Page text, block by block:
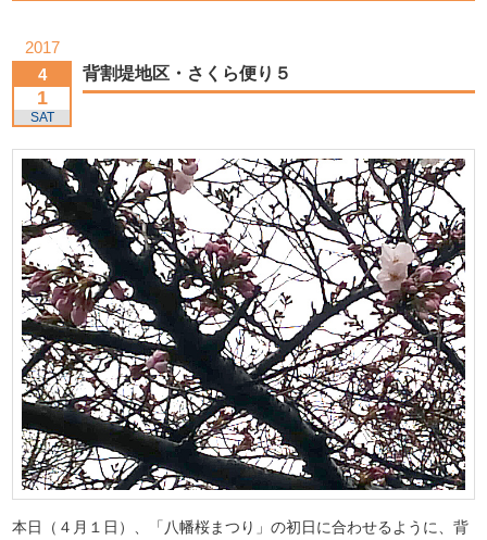
2017
4
1
SAT
背割堤地区・さくら便り５
本日（４月１日）、「八幡桜まつり」の初日に合わせるように、背